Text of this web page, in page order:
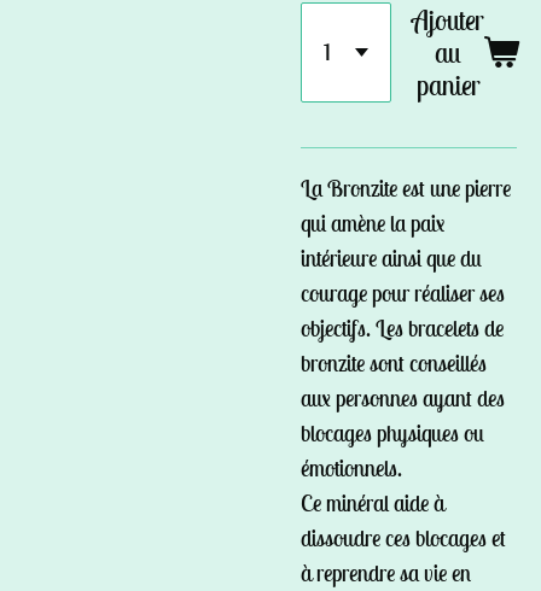
Ajouter
au
panier
La Bronzite est une pierre
qui amène la paix
intérieure ainsi que du
courage pour réaliser ses
objectifs. Lesbracelets de
bronzite sont conseillés
aux personnes ayant des
blocages physiques ou
émotionnels.
Ce minéral aide à
dissoudre ces blocages et
à reprendre sa vie en